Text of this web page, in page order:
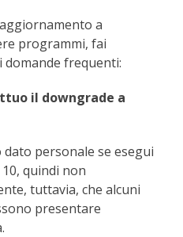
a
programmi, fai
frequenti:
il downgrade a
personale se esegui
quindi non
tuttavia, che alcuni
presentare